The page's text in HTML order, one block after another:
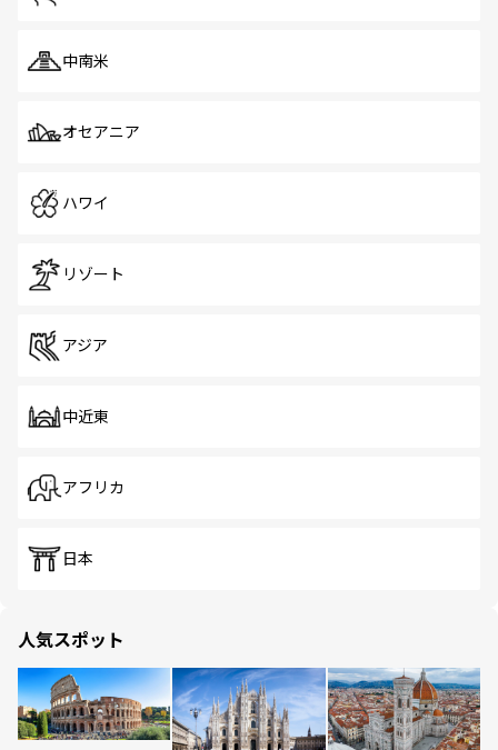
中南米
オセアニア
ハワイ
リゾート
アジア
中近東
アフリカ
日本
人気スポット